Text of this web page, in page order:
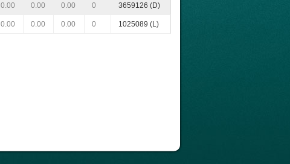
0.00 0.00 0.00 0 3659126 (D)
0.00 0.00 0.00 0 1025089 (L)